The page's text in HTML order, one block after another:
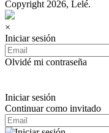
Copyright 2026, Lelé.
×
Iniciar sesión
Olvidé mi contraseña
Iniciar sesión
Continuar como invitado